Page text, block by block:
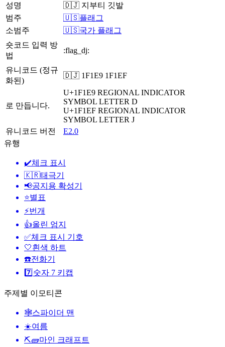
성명
🇩🇯 지부티 깃발
범주
🇺🇸플래그
소범주
🇺🇸국가 플래그
숏코드 입력 방
법
:flag_dj:
유니코드 (정규
화된)
🇩🇯 1F1E9 1F1EF
로 만듭니다.
U+1F1E9 REGIONAL INDICATOR
SYMBOL LETTER D
U+1F1EF REGIONAL INDICATOR
SYMBOL LETTER J
유니코드 버전
E2.0
유행
✔️체크 표시
🇰🇷태극기
📢공지용 확성기
⭐별표
⚡번개
👍올린 엄지
✅체크 표시 기호
🤍흰색 하트
☎️전화기
7️⃣ 숫자 7 키캡
주제별 이모티콘
🕸️스파이더 맨
☀️여름
⛏🧱마인 크래프트